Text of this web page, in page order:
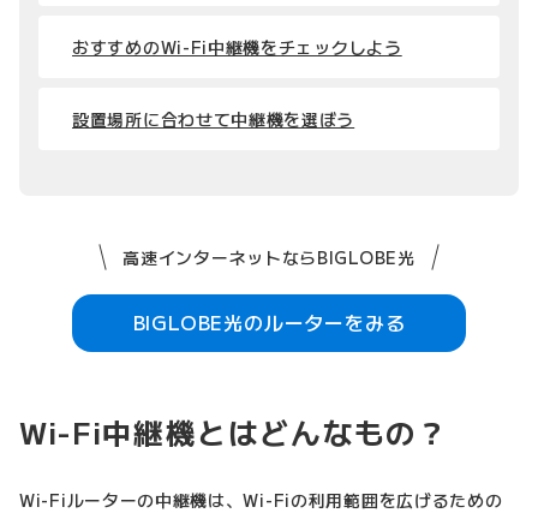
おすすめのWi-Fi中継機をチェックしよう
設置場所に合わせて中継機を選ぼう
高速インターネットならBIGLOBE光
BIGLOBE光のルーターをみる
Wi-Fi中継機とはどんなもの？
Wi-Fiルーターの中継機は、Wi-Fiの利用範囲を広げるための